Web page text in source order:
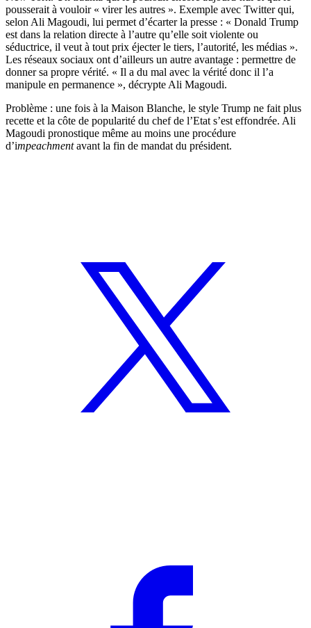
pousserait à vouloir « virer les autres ». Exemple avec Twitter qui,
selon Ali Magoudi, lui permet d’écarter la presse : « Donald Trump
est dans la relation directe à l’autre qu’elle soit violente ou
séductrice, il veut à tout prix éjecter le tiers, l’autorité, les médias ».
Les réseaux sociaux ont d’ailleurs un autre avantage : permettre de
donner sa propre vérité. « Il a du mal avec la vérité donc il l’a
manipule en permanence », décrypte Ali Magoudi.
Problème : une fois à la Maison Blanche, le style Trump ne fait plus
recette et la côte de popularité du chef de l’Etat s’est effondrée. Ali
Magoudi pronostique même au moins une procédure
d’impeachmentavant la fin de mandat du président.